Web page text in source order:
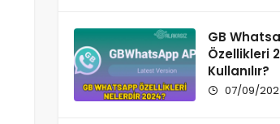
GB
Özellikleri
Kullanılır?
07/09/